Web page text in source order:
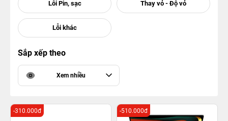
Sắp xếp theo
Xem nhiều
-310.000đ -510.000đ